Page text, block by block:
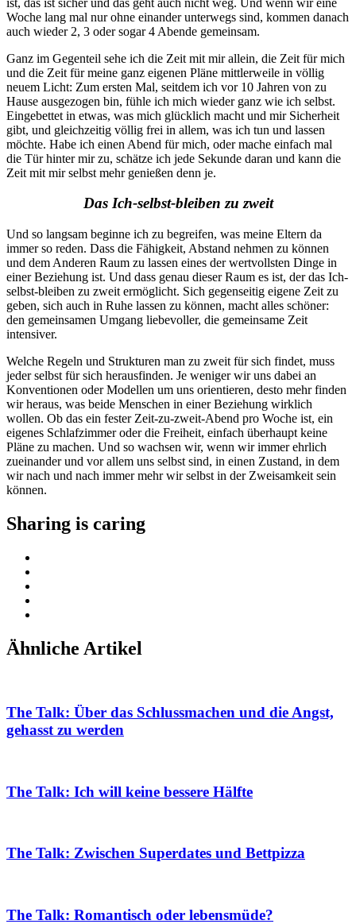
Woche lang mal nur ohne einander unterwegs sind, kommen danach
auch wieder 2, 3 oder sogar 4 Abende gemeinsam.
Ganz im Gegenteil sehe ich die Zeit mit mir allein, die Zeit für mich
und die Zeit für meine ganz eigenen Pläne mittlerweile in völlig
neuem Licht: Zum ersten Mal, seitdem ich vor 10 Jahren von zu
Hause ausgezogen bin, fühle ich mich wieder ganz wie ich selbst.
Eingebettet in etwas, was mich glücklich macht und mir Sicherheit
gibt, und gleichzeitig völlig frei in allem, was ich tun und lassen
möchte. Habe ich einen Abend für mich, oder mache einfach mal
die Tür hinter mir zu, schätze ich jede Sekunde daran und kann die
Zeit mit mir selbst mehr genießen denn je.
Das Ich-selbst-bleiben zu zweit
Und so langsam beginne ich zu begreifen, was meine Eltern da
immer so reden. Dass die Fähigkeit, Abstand nehmen zu können
und dem Anderen Raum zu lassen eines der wertvollsten Dinge in
einer Beziehung ist. Und dass genau dieser Raum es ist, der das Ich-
selbst-bleiben zu zweit ermöglicht. Sich gegenseitig eigene Zeit zu
geben, sich auch in Ruhe lassen zu können, macht alles schöner:
den gemeinsamen Umgang liebevoller, die gemeinsame Zeit
intensiver.
Welche Regeln und Strukturen man zu zweit für sich findet, muss
jeder selbst für sich herausfinden. Je weniger wir uns dabei an
Konventionen oder Modellen um uns orientieren, desto mehr finden
wir heraus, was beide Menschen in einer Beziehung wirklich
wollen. Ob das ein fester Zeit-zu-zweit-Abend pro Woche ist, ein
eigenes Schlafzimmer oder die Freiheit, einfach überhaupt keine
Pläne zu machen. Und so wachsen wir, wenn wir immer ehrlich
zueinander und vor allem uns selbst sind, in einen Zustand, in dem
wir nach und nach immer mehr wir selbst in der Zweisamkeit sein
können.
Sharing is caring
Ähnliche Artikel
The Talk: Über das Schlussmachen und die Angst,
gehasst zu werden
The Talk: Ich will keine bessere Hälfte
The Talk: Zwischen Superdates und Bettpizza
The Talk: Romantisch oder lebensmüde?